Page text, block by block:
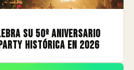
su 50º aniversario
histórica en 2026